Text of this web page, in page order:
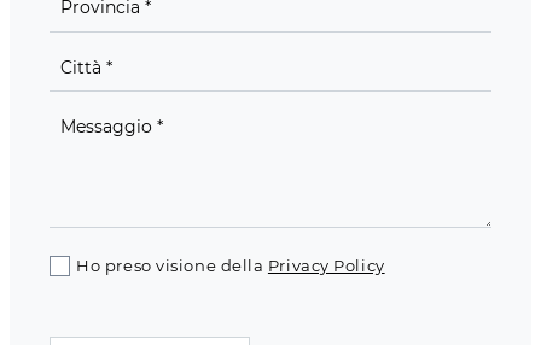
Ho preso visione della Privacy Policy